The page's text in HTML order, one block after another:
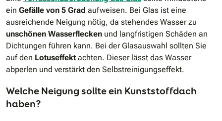
ein Gefälle von 5 Grad aufweisen. Bei Glas ist eine
ausreichende Neigung nötig, da stehendes Wasser zu
unschönen Wasserflecken und langfristigen Schäden an
Dichtungen führen kann. Bei der Glasauswahl sollten Sie
auf den Lotuseffekt achten. Dieser lässt das Wasser
abperlen und verstärkt den Selbstreinigungseffekt.
Welche Neigung sollte ein Kunststoffdach
haben?